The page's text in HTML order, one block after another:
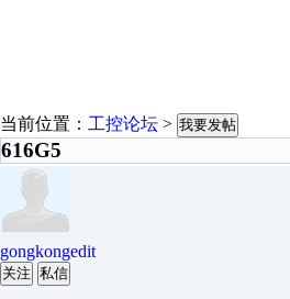
当前位置： 工控论坛 > 我要发帖
616G5
gongkongedit
关注 私信